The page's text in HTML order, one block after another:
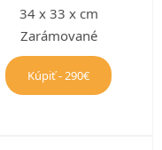
34 x 33 x cm
Zarámované
Kúpiť - 290€